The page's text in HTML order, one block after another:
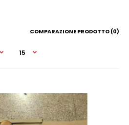
COMPARAZIONE PRODOTTO (0)